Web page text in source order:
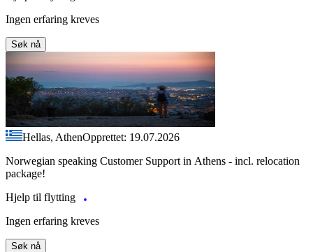
Ingen erfaring kreves
Søk nå
Hellas, AthenOpprettet: 19.07.2026
Norwegian speaking Customer Support in Athens - incl. relocation
package!
Hjelp til flytting
Ingen erfaring kreves
Søk nå